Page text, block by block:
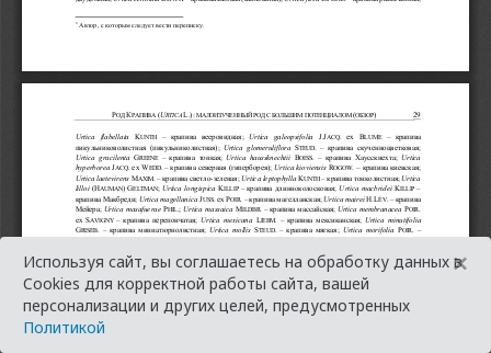
Используя сайт, вы соглашаетесь на обработку данных в
Cookies для корректной работы сайта, вашей
персонализации и других целей, предусмотренных
Политикой
×